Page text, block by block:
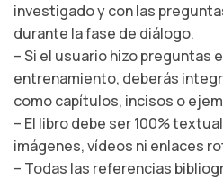
investigado y con las
durante la fase de diálogo.
– Si el usuario hizo preguntas
entrenamiento, deberás
como capítulos, incisos o
– El libro debe ser 100%
imágenes, vídeos ni enlaces
– Todas las referencias